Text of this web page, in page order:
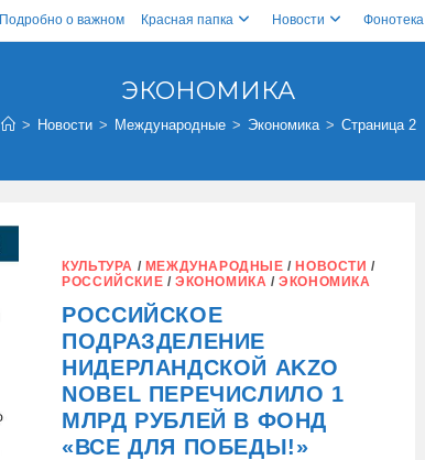
Подробно о важном Красная папка Новости Фонотека
ЭКОНОМИКА
> Новости > Международные > Экономика > Страница 2
КУЛЬТУРА / МЕЖДУНАРОДНЫЕ /НОВОСТИ /
РОССИЙСКИЕ / ЭКОНОМИКА /ЭКОНОМИКА
РОССИЙСКОЕ
ПОДРАЗДЕЛЕНИЕ
НИДЕРЛАНДСКОЙ AKZO
NOBEL ПЕРЕЧИСЛИЛО 1
МЛРД РУБЛЕЙ В ФОНД
«ВСЕ ДЛЯ ПОБЕДЫ!»